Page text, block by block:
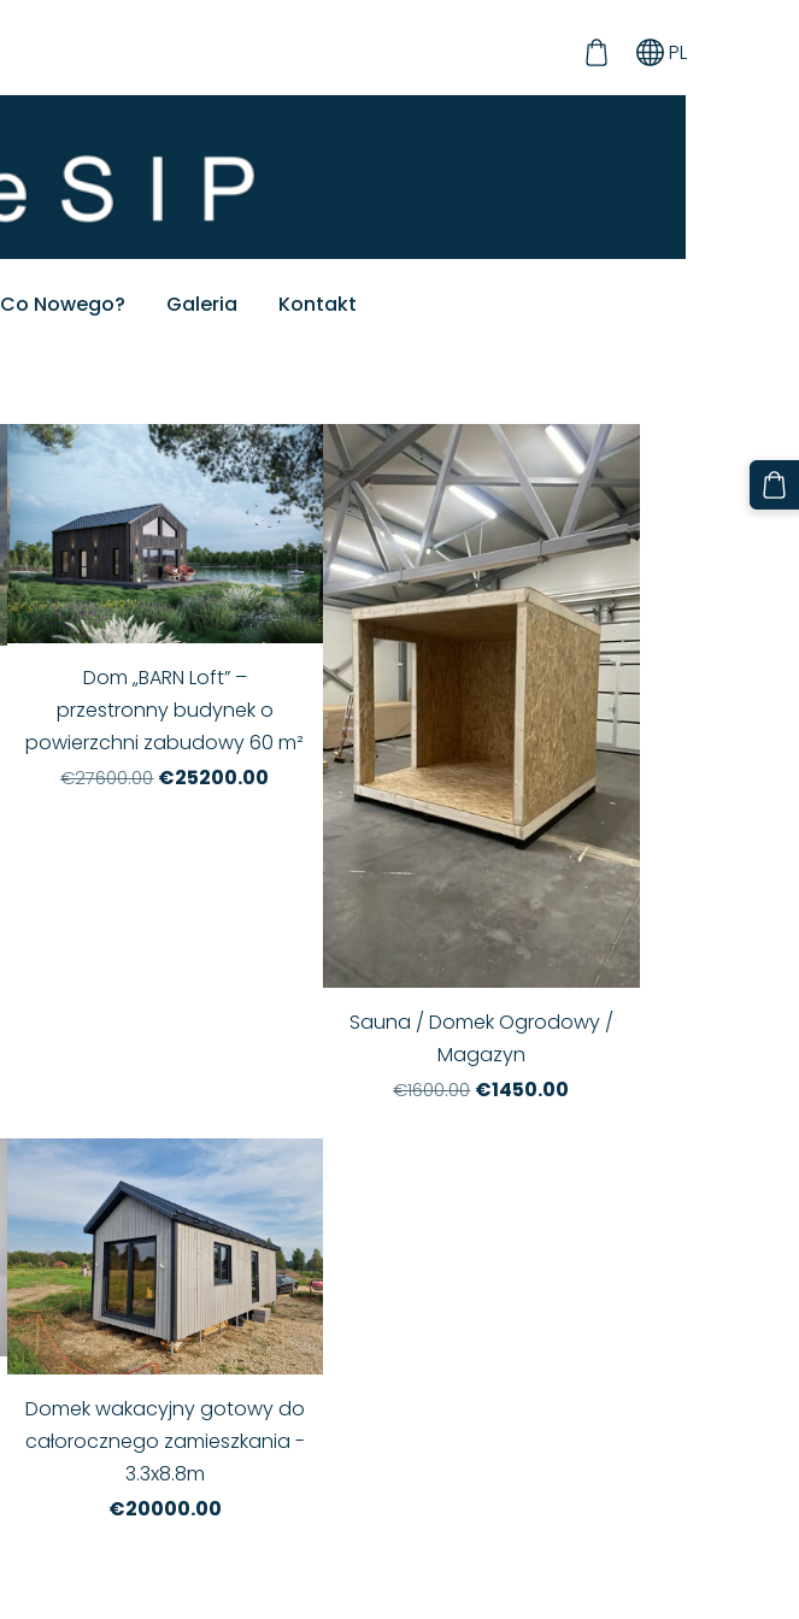
Co Nowego? Galeria Kontakt
PL
Dom „BARN Loft” –
przestronny budynek o
powierzchni zabudowy 60 m²
€27600.00 €25200.00
Sauna / Domek Ogrodowy /
Magazyn
€1600.00 €1450.00
Domek wakacyjny gotowy do
całorocznego zamieszkania -
3.3x8.8m
€20000.00